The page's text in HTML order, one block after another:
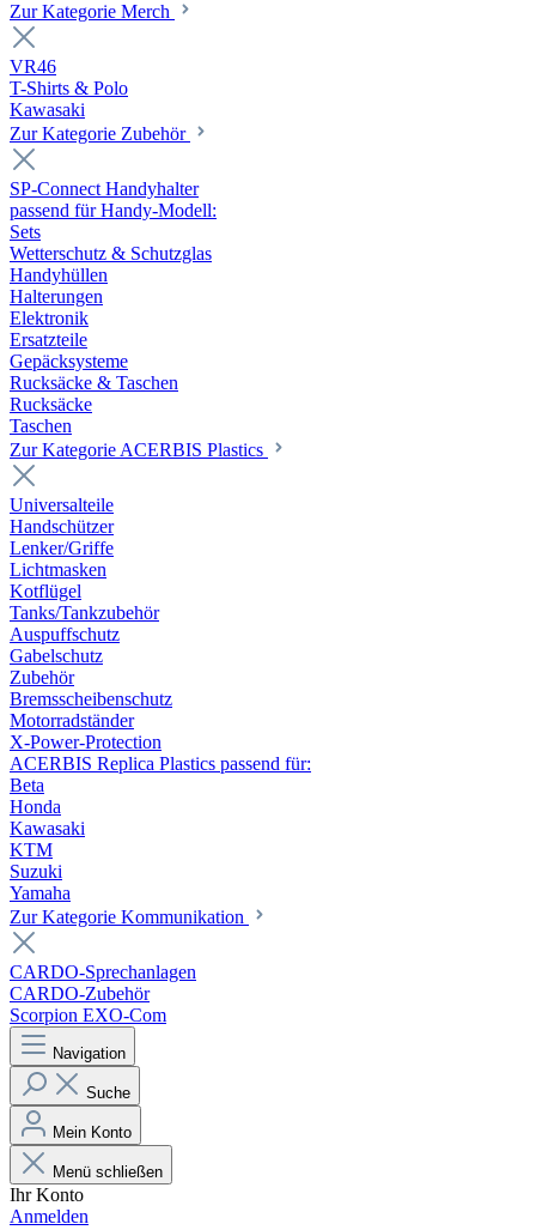
Zur Kategorie Merch
VR46
T-Shirts & Polo
Kawasaki
Zur Kategorie Zubehör
SP-Connect Handyhalter
passend für Handy-Modell:
Sets
Wetterschutz & Schutzglas
Handyhüllen
Halterungen
Elektronik
Ersatzteile
Gepäcksysteme
Rucksäcke & Taschen
Rucksäcke
Taschen
Zur Kategorie ACERBIS Plastics
Universalteile
Handschützer
Lenker/Griffe
Lichtmasken
Kotflügel
Tanks/Tankzubehör
Auspuffschutz
Gabelschutz
Zubehör
Bremsscheibenschutz
Motorradständer
X-Power-Protection
ACERBIS Replica Plastics passend für:
Beta
Honda
Kawasaki
KTM
Suzuki
Yamaha
Zur Kategorie Kommunikation
CARDO-Sprechanlagen
CARDO-Zubehör
Scorpion EXO-Com
Navigation
Suche
Mein Konto
Menü schließen
Ihr Konto
Anmelden